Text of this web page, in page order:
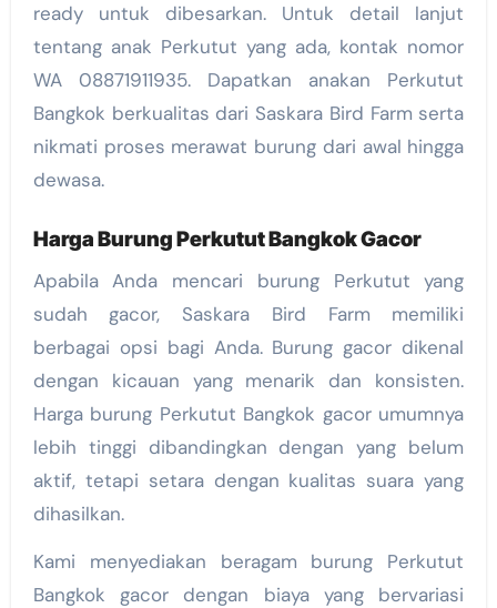
ready untuk dibesarkan. Untuk detail lanjut
tentang anak Perkutut yang ada, kontak nomor
WA 08871911935. Dapatkan anakan Perkutut
Bangkok berkualitas dari Saskara Bird Farm serta
nikmati proses merawat burung dari awal hingga
dewasa.
Harga Burung Perkutut Bangkok Gacor
Apabila Anda mencari burung Perkutut yang
sudah gacor, Saskara Bird Farm memiliki
berbagai opsi bagi Anda. Burung gacor dikenal
dengan kicauan yang menarik dan konsisten.
Harga burung Perkutut Bangkok gacor umumnya
lebih tinggi dibandingkan dengan yang belum
aktif, tetapi setara dengan kualitas suara yang
dihasilkan.
Kami menyediakan beragam burung Perkutut
Bangkok gacor dengan biaya yang bervariasi